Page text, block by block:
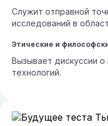
Служит отправной
исследований в
Этические и
Вызывает дискуссии
технологий.